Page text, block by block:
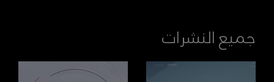
جميع النشرات